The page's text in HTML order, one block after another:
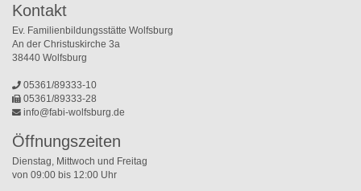
Kontakt
Ev. Familienbildungsstätte Wolfsburg
An der Christuskirche 3a
38440 Wolfsburg
05361/89333-10
05361/89333-28
info@fabi-wolfsburg.de
Öffnungszeiten
Dienstag, Mittwoch und Freitag
von 09:00 bis 12:00 Uhr